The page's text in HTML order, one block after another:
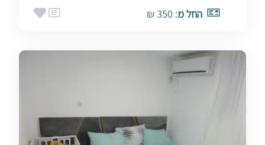
החל מ: 350 ₪